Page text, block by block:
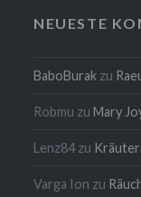
NEUESTE
BaboBurak zu
Robmu zuMary
Lenz84zu
Varga Ion zu